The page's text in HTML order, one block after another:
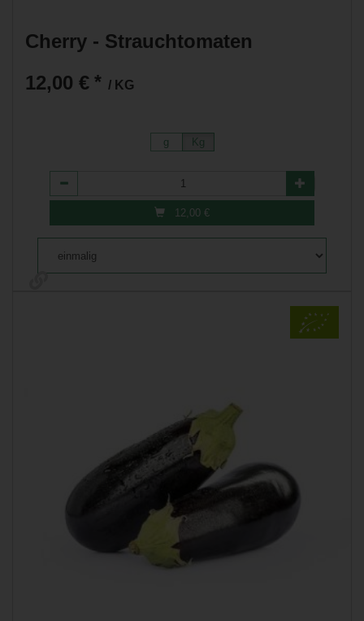
Cherry - Strauchtomaten
12,00 € * / KG
g Kg
Anzahl
12,00 €